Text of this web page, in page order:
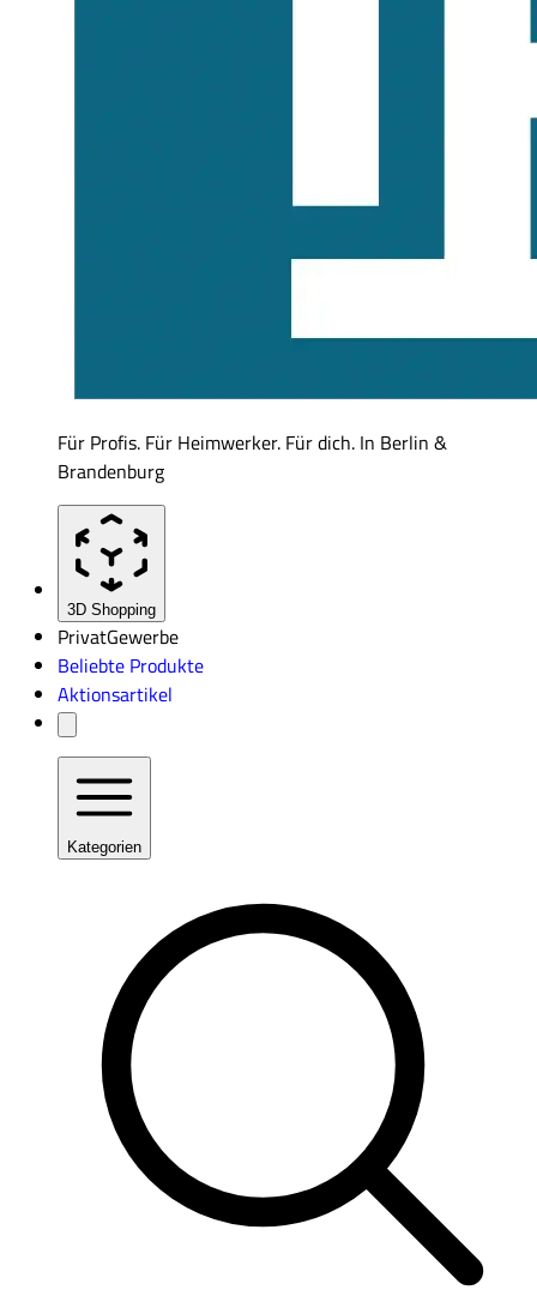
Für Profis. Für Heimwerker. Für dich. In Berlin &
Brandenburg
3D Shopping
PrivatGewerbe
Beliebte Produkte
Aktionsartikel
Kategorien